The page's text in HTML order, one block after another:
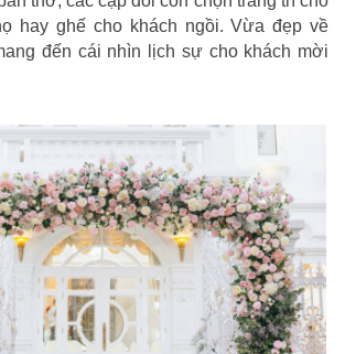
hay ghế cho khách ngồi. Vừa đẹp về
đến cái nhìn lịch sự cho khách mời